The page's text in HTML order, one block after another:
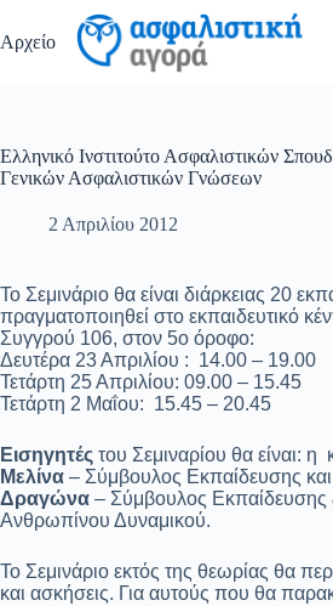
στο
περιεχόμενο
Αρχείο
Ελληνικό Ινστιτούτο Ασφαλιστικών
Γενικών Ασφαλιστικών Γνώσεων
2 Απριλίου 2012
Το Σεμινάριο θα είναι διάρκειας 20
πραγματοποιηθεί στο εκπαιδευτικό
Συγγρού 106, στον 5ο όροφο:
Δευτέρα 23 Απριλίου : 14.00 – 19.00
Τετάρτη 25 Απριλίου: 09.00 – 15.45
Τετάρτη 2 Μαΐου: 15.45 – 20.45
Εισηγητές του Σεμιναρίου θα είναι: η
Μελίνα – Σύμβουλος Εκπαίδευσης
Δραγώνα – Σύμβουλος Εκπαίδευσης
Ανθρωπίνου Δυναμικού.
Το Σεμινάριο εκτός της θεωρίας θα
και ασκήσεις. Για αυτούς πoυ θα